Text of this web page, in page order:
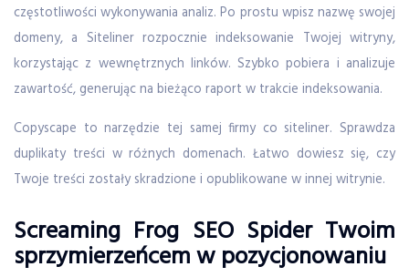
częstotliwości wykonywania analiz. Po prostu wpisz nazwę swojej
domeny, a Siteliner rozpocznie indeksowanie Twojej witryny,
korzystając z wewnętrznych linków. Szybko pobiera i analizuje
zawartość, generując na bieżąco raport w trakcie indeksowania.
Copyscape to narzędzie tej samej firmy co siteliner. Sprawdza
duplikaty treści w różnych domenach. Łatwo dowiesz się, czy
Twoje treści zostały skradzione i opublikowane w innej witrynie.
Screaming Frog SEO Spider Twoim
sprzymierzeńcem w pozycjonowaniu